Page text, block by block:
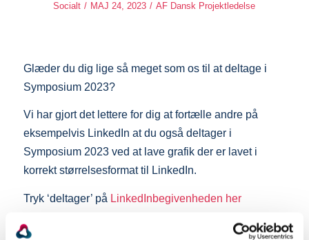
Socialt / MAJ 24, 2023 / AF Dansk Projektledelse
Glæder du dig lige så meget som os til at deltage i
Symposium 2023?
Vi har gjort det lettere for dig at fortælle andre på
eksempelvis LinkedIn at du også deltager i
Symposium 2023 ved at lave grafik der er lavet i
korrekt størrelsesformat til LinkedIn.
Tryk ‘deltager’ på LinkedInbegivenheden her
Du skal blot trykke på nedenstående ønskede